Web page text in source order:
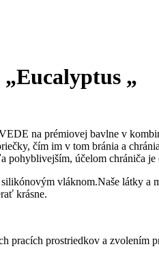
„
na prémiovej bavlne v
čím im v tom bránia a
pohyblivejším, účelom chrániča
vláknom.Naše látky
krásne.
pracích prostriedkov a zvolením